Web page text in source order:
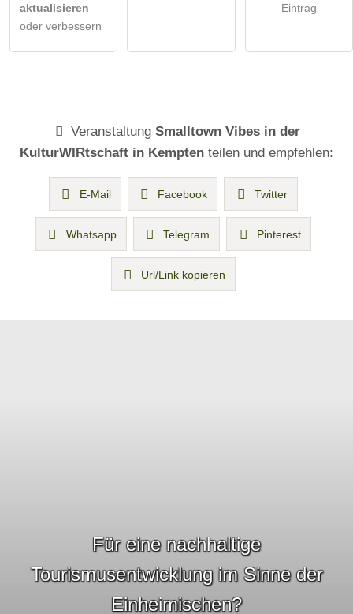
aktualisieren
oder verbessern
Eintrag
VeranstaltungSmalltown Vibes in der
KulturWIRtschaft in Kempten teilen und empfehlen:
E-Mail Facebook Twitter
Whatsapp Telegram Pinterest
Url/Link kopieren
Für eine nachhaltige
Tourismusentwicklung im Sinne der
Einheimischen?